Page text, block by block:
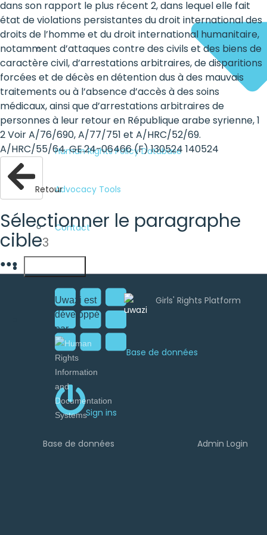
Human Rights Policy Database
Advocacy Tools
Contact
Base de données
Sign ins
dans son rapport le plus récent 2, dans lequel elle fait
état de violations persistantes du droit international des
droits de l’homme et du droit international humanitaire,
notamment d’attaques contre des civils et des biens de
caractère civil, d’arrestations arbitraires, de disparitions
forcées et de décès en détention dus à des mauvais
traitements ou à l’absence d’accès à des soins
médicaux, ainsi que d’arrestations arbitraires de
personnes à leur retour en République arabe syrienne, 1
2 Voir A/76/690, A/77/751 et A/HRC/52/69.
A/HRC/55/64. GE.24-06466 (F) 130524 140524
Retour
Sélectionner le paragraphe
cible3
●●●
Uwazi est
développé
par
Base de données Admin Login